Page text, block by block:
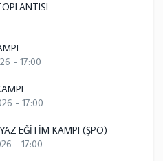
- 17:00
- 17:00
EĞİTİM KAMPI (ŞPO)
- 17:00